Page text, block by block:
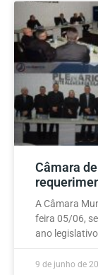
Câmara
A Câmara
feira 05/06,
ano
9 de junho de